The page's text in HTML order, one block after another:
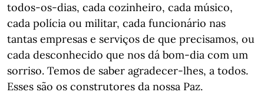
todos-os-dias, cada cozinheiro, cada músico,
cada polícia ou militar, cada funcionário nas
tantas empresas e serviços de que precisamos, ou
cada desconhecido que nos dá bom-dia com um
sorriso. Temos de saber agradecer-lhes, a todos.
Esses são os construtores da nossa Paz.